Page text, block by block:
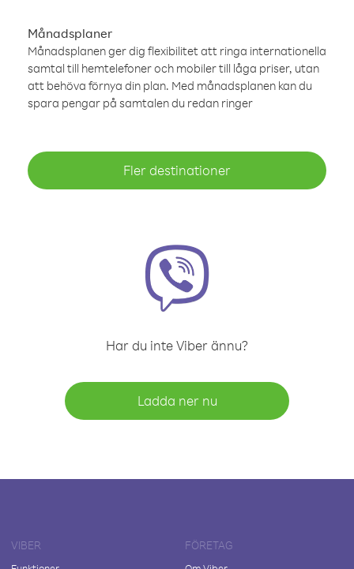
Månadsplaner
Månadsplanen ger dig flexibilitet att ringa internationella
samtal till hemtelefoner och mobiler till låga priser, utan
att behöva förnya din plan. Med månadsplanen kan du
spara pengar på samtalen du redan ringer
Fler destinationer
Har du inte Viber ännu?
Ladda ner nu
VIBER FÖRETAG